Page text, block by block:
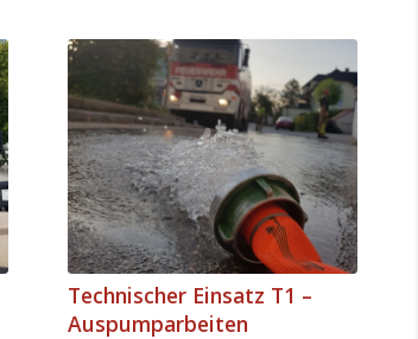
Technischer Einsatz T1 –
Auspumparbeiten